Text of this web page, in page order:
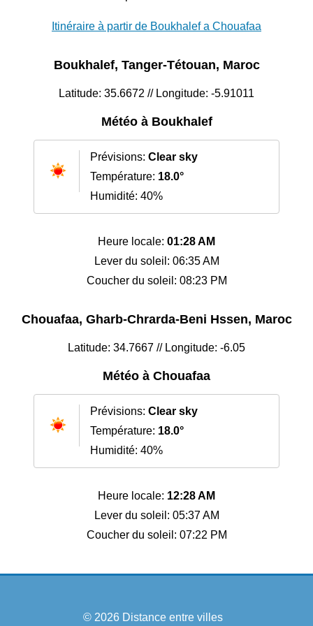
Itinéraire à partir de Boukhalef a Chouafaa
Boukhalef, Tanger-Tétouan, Maroc
Latitude: 35.6672 // Longitude: -5.91011
Météo à Boukhalef
Prévisions: Clear sky
Température: 18.0°
Humidité: 40%
Heure locale: 01:28 AM
Lever du soleil: 06:35 AM
Coucher du soleil: 08:23 PM
Chouafaa, Gharb-Chrarda-Beni Hssen, Maroc
Latitude: 34.7667 // Longitude: -6.05
Météo à Chouafaa
Prévisions: Clear sky
Température: 18.0°
Humidité: 40%
Heure locale: 12:28 AM
Lever du soleil: 05:37 AM
Coucher du soleil: 07:22 PM
© 2026 Distance entre villes